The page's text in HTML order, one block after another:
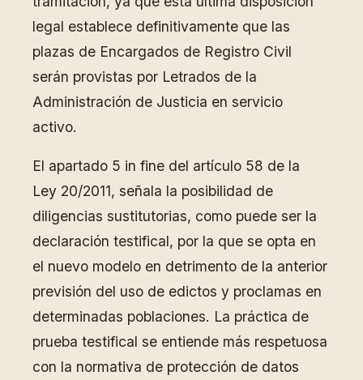
legal establece definitivamente que las
plazas de Encargados de Registro Civil
serán provistas por Letrados de la
Administración de Justicia en servicio
activo.
El apartado 5 in fine del artículo 58 de la
Ley 20/2011, señala la posibilidad de
diligencias sustitutorias, como puede ser la
declaración testifical, por la que se opta en
el nuevo modelo en detrimento de la anterior
previsión del uso de edictos y proclamas en
determinadas poblaciones. La práctica de
prueba testifical se entiende más respetuosa
con la normativa de protección de datos